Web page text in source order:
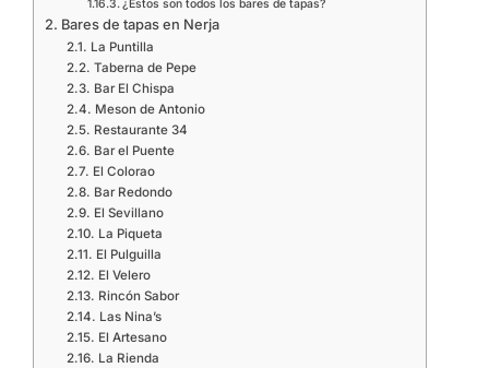
¿Estos son todos los bares de tapas?
Bares de tapas en Nerja
La Puntilla
Taberna de Pepe
Bar El Chispa
Meson de Antonio
Restaurante 34
Bar el Puente
El Colorao
Bar Redondo
El Sevillano
La Piqueta
El Pulguilla
El Velero
Rincón Sabor
Las Nina’s
El Artesano
La Rienda